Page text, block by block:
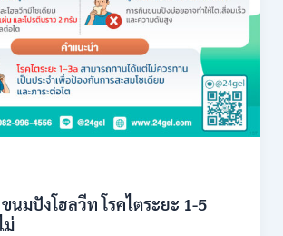
นมปังโฮลวีท โรคไตระยะ 1-5
ม่